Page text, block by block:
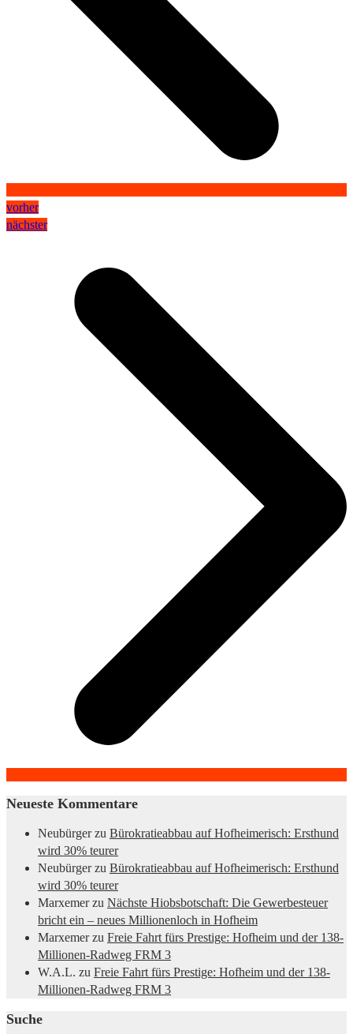
vorher
nächster
Neueste Kommentare
Neubürgerzu Bürokratieabbau auf Hofheimerisch: Ersthund
wird 30% teurer
Neubürgerzu Bürokratieabbau auf Hofheimerisch: Ersthund
wird 30% teurer
Marxemerzu Nächste Hiobsbotschaft: Die Gewerbesteuer
bricht ein – neues Millionenloch in Hofheim
Marxemerzu Freie Fahrt fürs Prestige: Hofheim und der 138-
Millionen-Radweg FRM 3
W.A.L. zu Freie Fahrt fürs Prestige: Hofheim und der 138-
Millionen-Radweg FRM 3
Suche